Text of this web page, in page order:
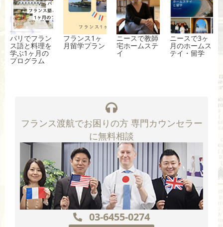
パリでフラン
ス語と料理を
学ぶ1ヶ月の
プログラム
フランス1ヶ
月留学プラン
ニースで教師
宅ホームステ
イ
ニースで3ヶ
月のホームス
テイ・留学
フランス渡航でお困りの方 専門カウンセラー
に無料相談
03-6455-0274